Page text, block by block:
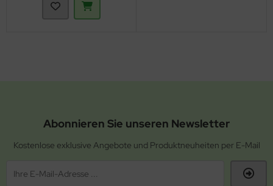
Abonnieren Sie unseren Newsletter
Kostenlose exklusive Angebote und Produktneuheiten per E-Mail